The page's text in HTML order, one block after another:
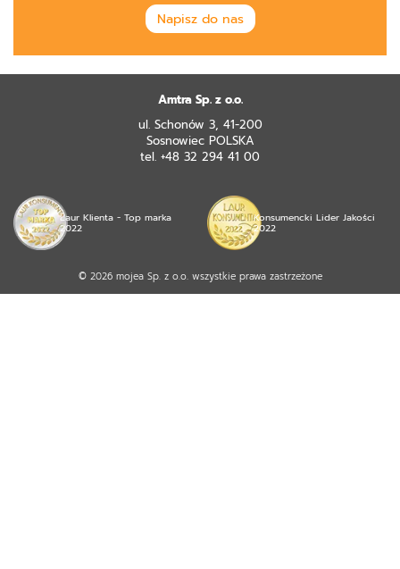
Napisz do nas
Amtra Sp. z o.o.
ul. Schonów 3, 41-200
Sosnowiec POLSKA
tel. +48 32 294 41 00
Laur Klienta - Top marka
2022
Konsumencki Lider Jakości
2022
© 2026 mojea Sp. z o.o. wszystkie prawa zastrzeżone